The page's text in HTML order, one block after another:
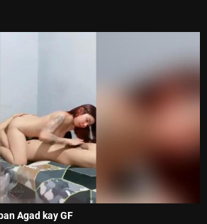
Agad kay GF